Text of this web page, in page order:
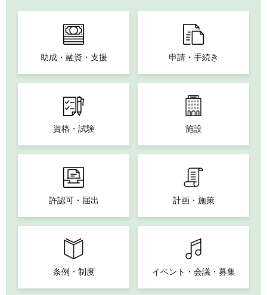
助成・融資・支援 申請・手続き
資格・試験 施設
許認可・届出 計画・施策
条例・制度 イベント・会議・募集